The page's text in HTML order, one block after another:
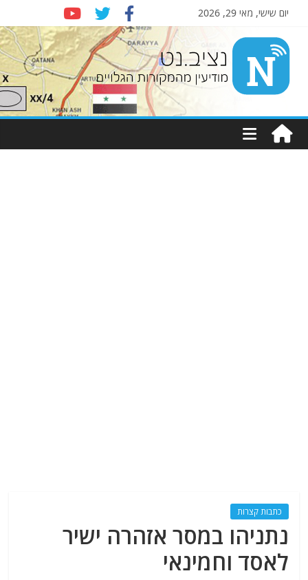
יום שישי, מאי 29, 2026
Nziv.net
מודיעין
מהמקורות
כתבות קצרות
נתניהו במסר אזהרה ישיר
לאסד וחמינאי